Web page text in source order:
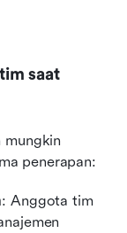
saat
mungkin
penerapan:
: Anggota tim